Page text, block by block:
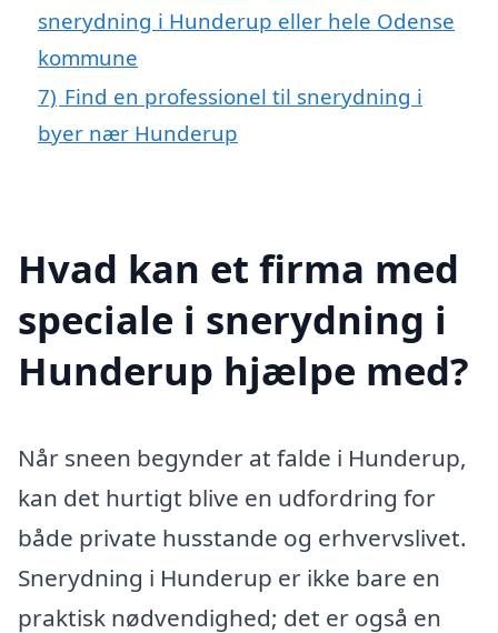
snerydning i Hunderup eller hele Odense
kommune
7) Find en professionel til snerydning i
byer nær Hunderup
Hvad kan et firma med
speciale i snerydning i
Hunderup hjælpe med?
Når sneen begynder at falde i Hunderup,
kan det hurtigt blive en udfordring for
både private husstande og erhvervslivet.
Snerydning i Hunderup er ikke bare en
praktisk nødvendighed; det er også en